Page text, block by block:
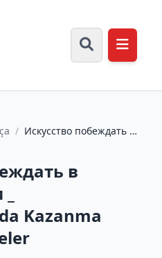
/ Искусство побеждать в
Kazanma S...
в
Kazanma